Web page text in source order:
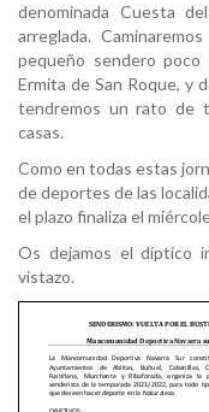
denominada Cuesta
arreglada.
pequeño sendero poco
Ermita de San Roque, y
tendremos un rato de
casas.
Como en todas estas
de deportes de las
el plazo finaliza el
Os dejamos el díptico
vistazo.